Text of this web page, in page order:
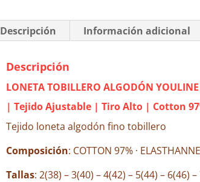
Descripción Información adicional
Descripción
LONETA TOBILLERO ALGODÓN
| Tejido Ajustable | Tiro Alto | Cotton
Tejido loneta algodón fino tobillero
Composición: COTTON 97% ·
Tallas: 2(38) – 3(40) – 4(42) – 5(44) – 6(46) –